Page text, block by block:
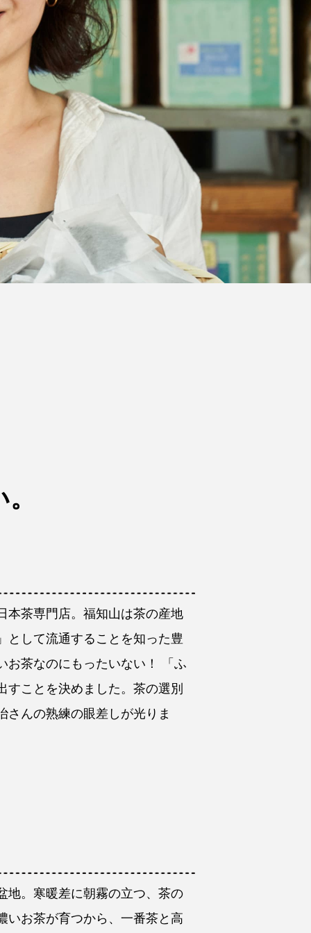
本茶専門店。福知山は茶の産地
として流通することを知った豊
お茶なのにもったいない！ 「ふ
すことを決めました。茶の選別
さんの熟練の眼差しが光りま
地。寒暖差に朝霧の立つ、茶の
いお茶が育つから、一番茶と高